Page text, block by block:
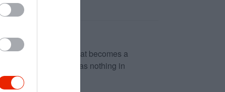
slow and conceal what becomes a
declining food that has nothing in